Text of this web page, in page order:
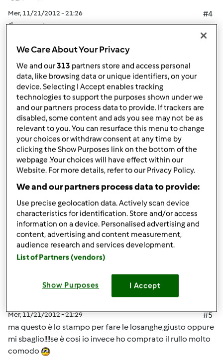
Mer, 11/21/2012 - 21:26
#4
fioca wrote:
Luisa, ma tu hai quello della foto? tempo fa ero tentata
nel comprare anche qst
se vuoi una foto migliore te la invio privatamente, sono
due rettangoli quello sotto è bucato, quello sopra anche,
però qndo metti in mezzo la sfoglia e schiacci con qllo
sopra va a togliere i quadratini che dovrebbere fare il
"buco" non sò se mi sono spiegata bene.
ho guardato su internet....nn è precisamente cm quello
che ho io!!!
quello per i ferri di cavallo è molto semplice da usare e
vengono tutti perfetti!!!
In cima
Accedio registratiper poter commentare
mamma 74
Mer, 11/21/2012 - 21:29
#5
ma questo è lo stampo per fare le losanghe,giusto oppure
mi sbaglio!!!!se è cosi io invece ho comprato il rullo molto
comodo
We Care About Your Privacy
We and our313 partners store and access personal
data, like browsing data or unique identifiers, on your
device. Selecting I Accept enables tracking
technologies to support the purposes shown under we
and our partners process data to provide. If trackers are
disabled, some content and ads you see may not be as
relevant to you. You can resurface this menu to change
your choices or withdraw consent at any time by
clicking the Show Purposes link on the bottom of the
webpage .Your choices will have effect within our
Website. For more details, refer to our Privacy Policy.
We and our partners process data to provide:
Use precise geolocation data. Actively scan device
characteristics for identification. Store and/or access
information on a device. Personalised advertising and
content, advertising and content measurement,
audience research and services development.
List of Partners (vendors)
Show Purposes I Accept